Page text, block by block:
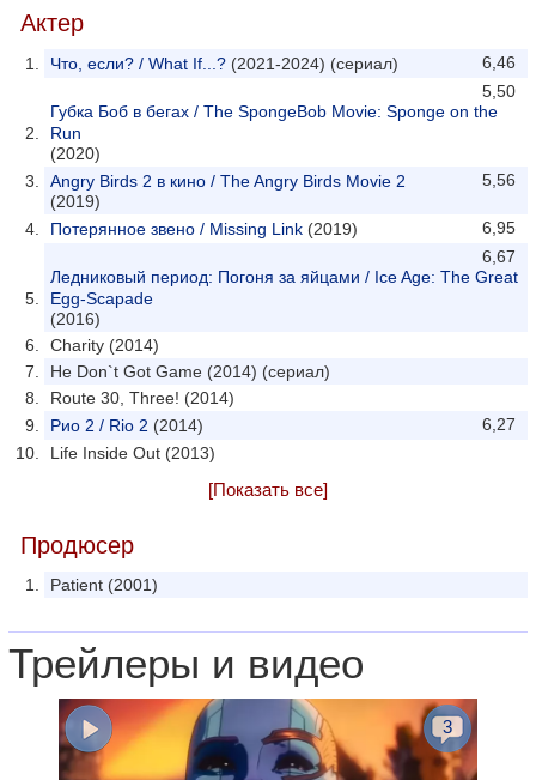
Актер
6,46
Что, если? / What If...? (2021-2024) (сериал)
5,50
Губка Боб в бегах / The SpongeBob Movie: Sponge on the
Run
(2020)
5,56
Angry Birds 2 в кино / The Angry Birds Movie 2
(2019)
6,95
Потерянное звено / Missing Link (2019)
6,67
Ледниковый период: Погоня за яйцами / Ice Age: The Great
Egg-Scapade
(2016)
Charity (2014)
He Don`t Got Game (2014) (сериал)
Route 30, Three! (2014)
6,27
Рио 2 / Rio 2 (2014)
Life Inside Out (2013)
[Показать все]
Продюсер
Patient (2001)
Трейлеры и видео
3